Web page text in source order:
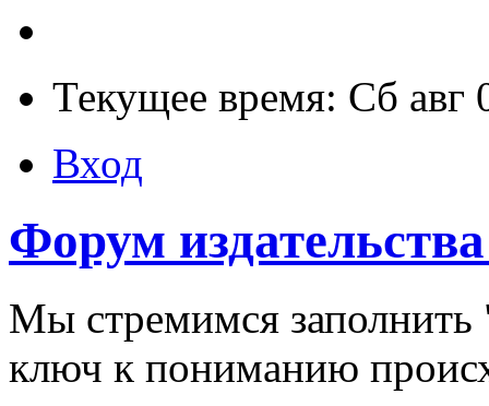
Текущее время: Сб авг
Вход
Форум
Мы стремимся заполнить
ключ к пониманию